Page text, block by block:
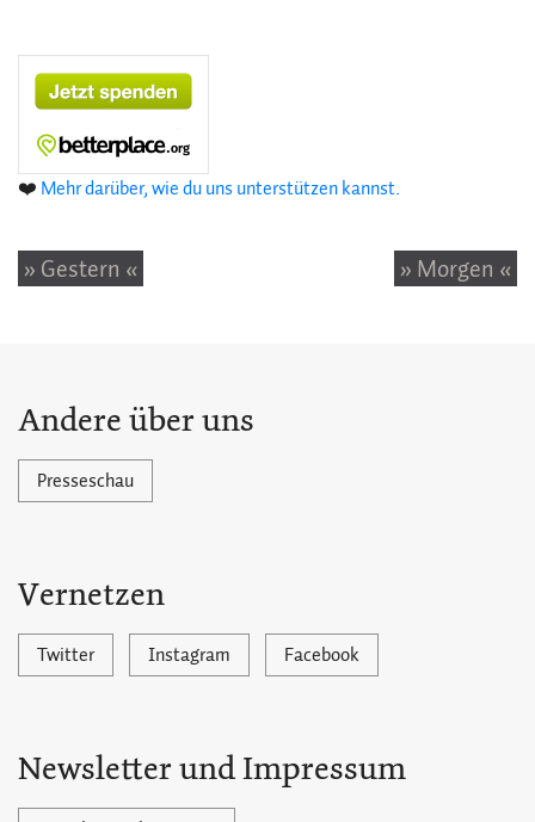
❤️ Mehr darüber, wie du uns unterstützen kannst.
» Gestern « » Morgen «
Andere über uns
Presseschau
Vernetzen
Twitter Instagram Facebook
Newsletter und Impressum